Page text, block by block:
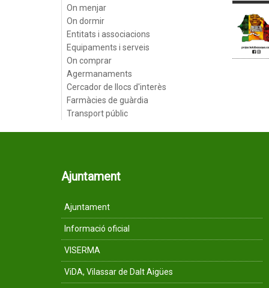
On menjar
On dormir
Entitats i associacions
Equipaments i serveis
On comprar
Agermanaments
Cercador de llocs d'interès
Farmàcies de guàrdia
Transport públic
Ajuntament
Ajuntament
Informació oficial
VISERMA
ViDA, Vilassar de Dalt Aigües